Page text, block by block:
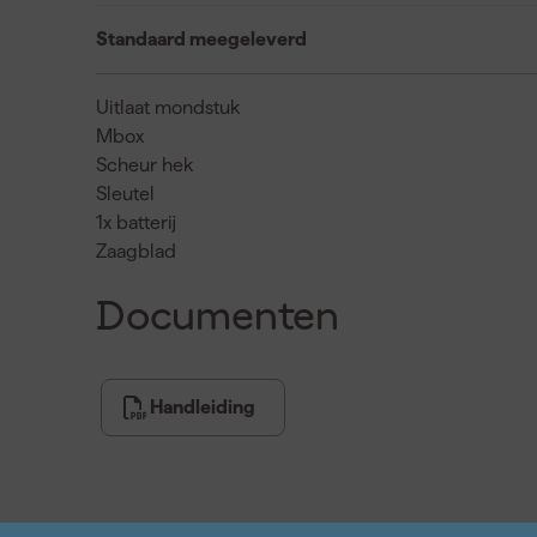
Standaard meegeleverd
Uitlaat mondstuk
Mbox
Scheur hek
Sleutel
1x batterij
Zaagblad
Documenten
Handleiding